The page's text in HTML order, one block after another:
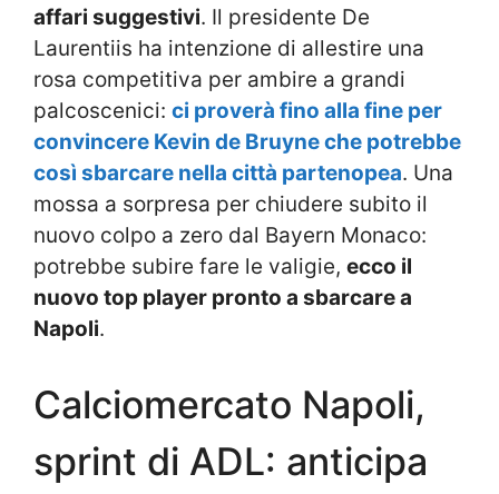
affari suggestivi. Il presidente De
Laurentiis ha intenzione di allestire una
rosa competitiva per ambire a grandi
palcoscenici: ci proverà fino alla fine per
convincere Kevin de Bruyne che potrebbe
così sbarcare nella città partenopea. Una
mossa a sorpresa per chiudere subito il
nuovo colpo a zero dal Bayern Monaco:
potrebbe subire fare le valigie, ecco il
nuovo top player pronto a sbarcare a
Napoli.
Calciomercato Napoli,
sprint di ADL: anticipa